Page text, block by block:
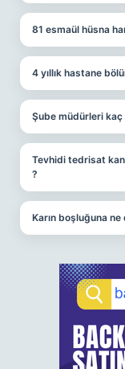
81 esmaül hüsna
4 yıllık hastane
Şube müdürleri
Tevhidi tedrisat
?
Karın boşluğuna